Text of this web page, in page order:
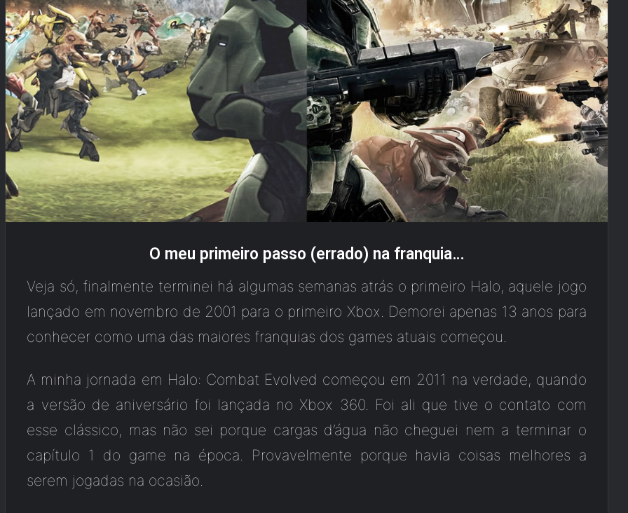
O meu primeiro passo (errado) na franquia…
Veja só, finalmente terminei há algumas semanas atrás o primeiro Halo, aquele jogo
lançado em novembro de 2001 para o primeiro Xbox. Demorei apenas 13 anos para
conhecer como uma das maiores franquias dos games atuais começou.
A minha jornada em Halo: Combat Evolved começou em 2011 na verdade, quando
a versão de aniversário foi lançada no Xbox 360. Foi ali que tive o contato com
esse clássico, mas não sei porque cargas d’água não cheguei nem a terminar o
capítulo 1 do game na época. Provavelmente porque havia coisas melhores a
serem jogadas na ocasião.